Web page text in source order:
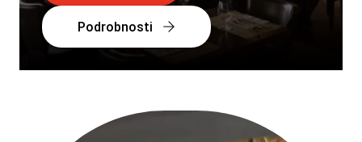
Podrobnosti